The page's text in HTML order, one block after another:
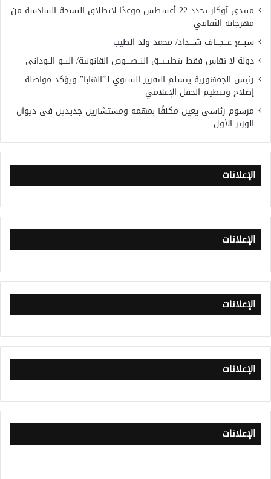
منتدى آوكار يحدد 22 أغسطس موعدًا لانطلاق النسخة السادسة من
مهرجانه الثقافي
سبـــع عـــجـــاف شــــداد/ محمد ولد الطيب
دولة لا تقاس فقط بتطبــيــق النــصــــوص القانونية/ البــو الــوداني
رئيس الجمهورية يتسلم التقرير السنوي لـ”الهابا” ويؤكد مواصلة
إصلاح وتنظيم الحقل الإعلامي
مرسوم رئاسي يعين مكلفًا بمهمة ومستشارين جديدين في ديوان
الوزير الأول
الإعلانات
الإعلانات
الإعلانات
الإعلانات
الإعلانات